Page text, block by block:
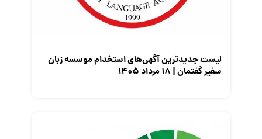
معرفی مشاغل
لیست جدیدترین آگهی‌های استخدام موسسه زبان
سفیر گفتمان | ۱۸ مرداد ۱۴۰۵